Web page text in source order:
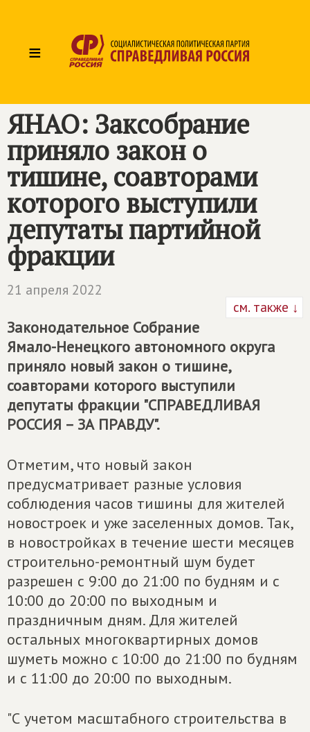
≡
ЯНАО: Заксобрание
приняло закон о
тишине, соавторами
которого выступили
депутаты партийной
фракции
21 апреля 2022
см. также ↓
Законодательное Собрание
Ямало-Ненецкого автономного округа
приняло новый закон о тишине,
соавторами которого выступили
депутаты фракции "СПРАВЕДЛИВАЯ
РОССИЯ – ЗА ПРАВДУ".
Отметим, что новый закон
предусматривает разные условия
соблюдения часов тишины для жителей
новостроек и уже заселенных домов. Так,
в новостройках в течение шести месяцев
строительно-ремонтный шум будет
разрешен с 9:00 до 21:00 по будням и с
10:00 до 20:00 по выходным и
праздничным дням. Для жителей
остальных многоквартирных домов
шуметь можно с 10:00 до 21:00 по будням
и с 11:00 до 20:00 по выходным.
"С учетом масштабного строительства в